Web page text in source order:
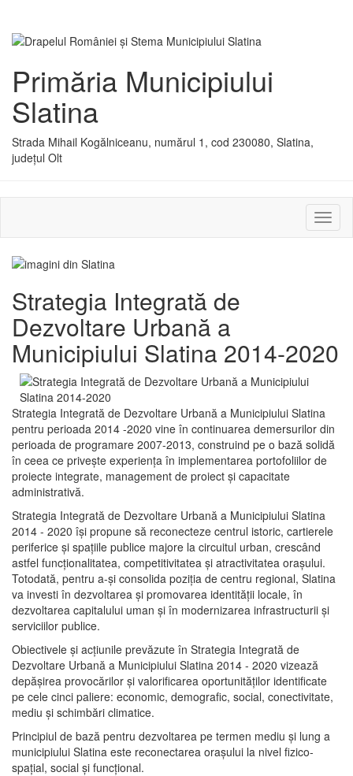
Primăria Municipiului
Slatina
Strada Mihail Kogălniceanu, numărul 1, cod 230080, Slatina,
județul Olt
sau
Strategia Integrată de
Dezvoltare Urbană a
Municipiului Slatina 2014-2020
Strategia Integrată de Dezvoltare Urbană a Municipiului Slatina
pentru perioada 2014 -2020 vine în continuarea demersurilor din
perioada de programare 2007-2013, construind pe o bază solidă
în ceea ce priveşte experienţa în implementarea portofoliilor de
proiecte integrate, management de proiect și capacitate
administrativă.
Strategia Integrată de Dezvoltare Urbană a Municipiului Slatina
2014 - 2020 își propune să reconecteze centrul istoric, cartierele
periferice şi spaţiile publice majore la circuitul urban, crescând
astfel funcţionalitatea, competitivitatea şi atractivitatea oraşului.
Totodată, pentru a-şi consolida poziţia de centru regional, Slatina
va investi în dezvoltarea şi promovarea identităţii locale, în
dezvoltarea capitalului uman şi în modernizarea infrastructurii şi
serviciilor publice.
Obiectivele şi acţiunile prevăzute în Strategia Integrată de
Dezvoltare Urbană a Municipiului Slatina 2014 - 2020 vizează
depășirea provocărilor şi valorificarea oportunităţilor identificate
pe cele cinci paliere: economic, demografic, social, conectivitate,
mediu şi schimbări climatice.
Principiul de bază pentru dezvoltarea pe termen mediu şi lung a
municipiului Slatina este reconectarea oraşului la nivel fizico-
spaţial, social şi funcţional.